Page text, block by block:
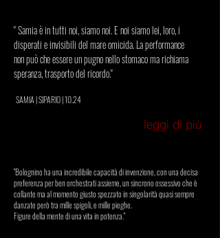
" Samia è in tutti noi, siamo noi. E noi siamo lei, loro, i
disperati e invisibili del mare omicida. La performance
non può che essere un pugno nello stomaco ma richiama
speranza, trasporto del ricordo."
SAMIA | SIPARIO | 10.24
leggi di più
"Bolognino ha una incredibile capacità di invenzione, con una decisa
preferenza per ben orchestrati assieme, un sincrono ossessivo che è
collante ma al momento giusto spezzato in singolarità quasi sempre
danzate però tra mille spigoli, e mille pieghe.
Figure della mente di una vita in potenza."